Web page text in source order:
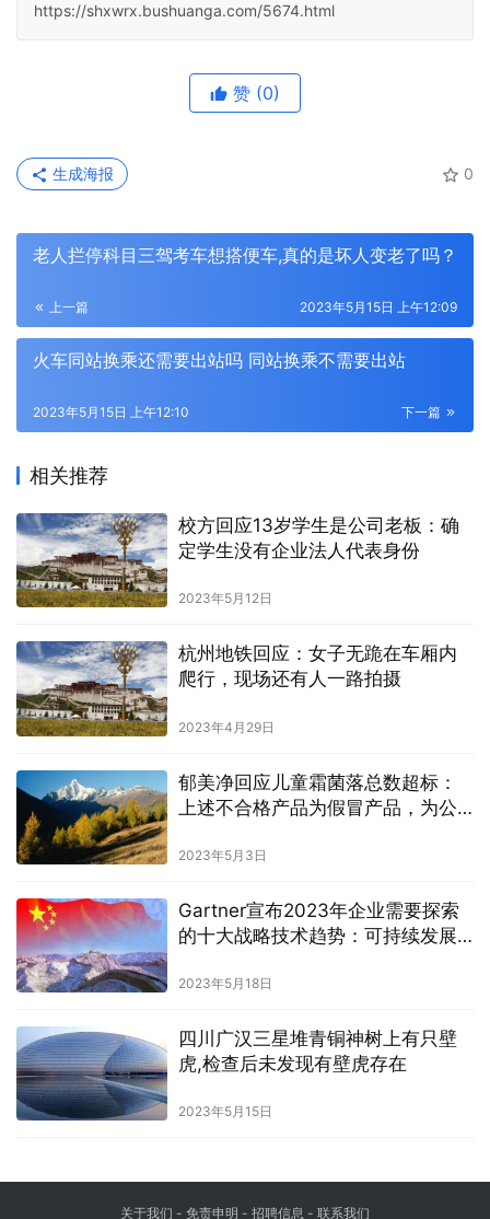
https://shxwrx.bushuanga.com/5674.html
赞 (0)
0
生成海报
老人拦停科目三驾考车想搭便车,真的是坏人变老了吗？
上一篇 2023年5月15日 上午12:09
火车同站换乘还需要出站吗 同站换乘不需要出站
下一篇
2023年5月15日 上午12:10
相关推荐
校方回应13岁学生是公司老板：确
定学生没有企业法人代表身份
2023年5月12日
杭州地铁回应：女子无跪在车厢内
爬行，现场还有人一路拍摄
2023年4月29日
郁美净回应儿童霜菌落总数超标：
上述不合格产品为假冒产品，为公
2023年5月3日
Gartner宣布2023年企业需要探索
的十大战略技术趋势：可持续发展
2023年5月18日
四川广汉三星堆青铜神树上有只壁
虎,检查后未发现有壁虎存在
2023年5月15日
关于我们 - 免责申明 - 招聘信息 - 联系我们